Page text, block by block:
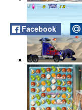
Facebook